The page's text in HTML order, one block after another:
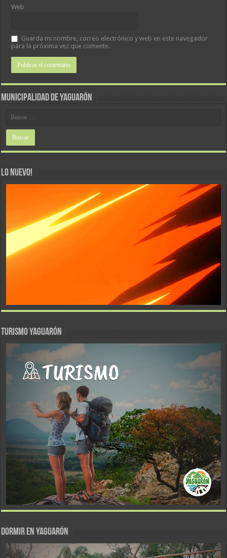
Web
Guarda mi nombre, correo electrónico y web en este navegador
para la próxima vez que comente.
MUNICIPALIDAD DE YAGUARÓN
LO NUEVO!
TURISMO YAGUARÓN
DORMIR EN YAGUARÓN